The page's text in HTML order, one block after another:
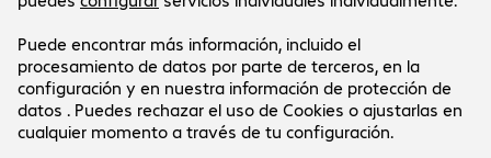
empresas y entidades públicas.
Los precios se expresan en euros sin incluir el IVA
vigente.